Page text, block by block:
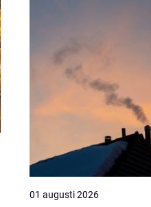
01 augusti 2026